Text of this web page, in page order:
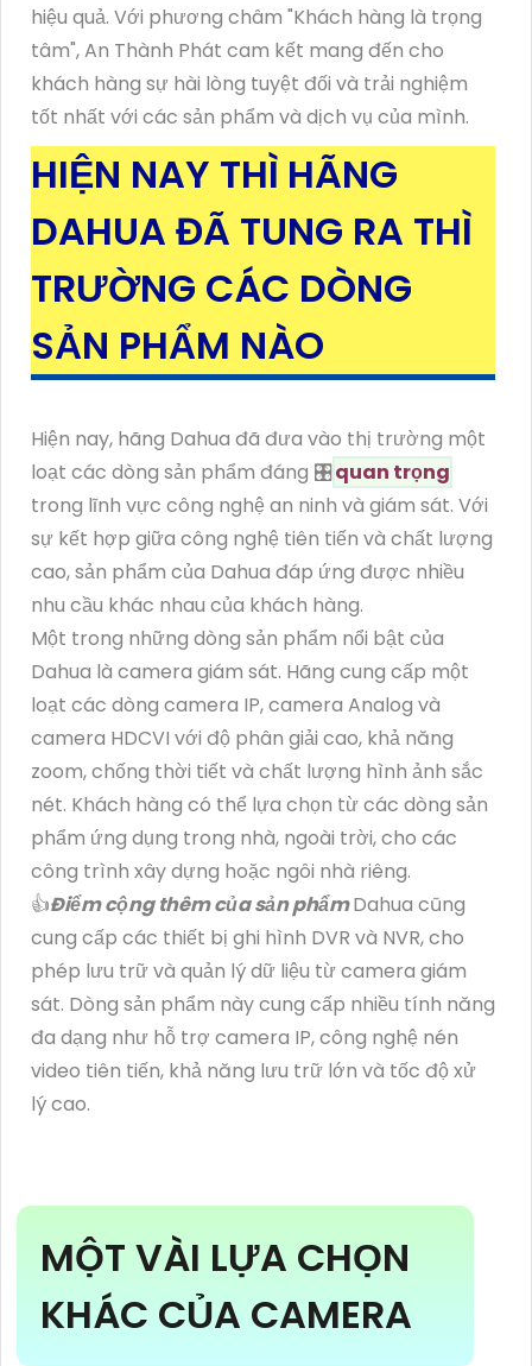
hiệu quả. Với phương châm "Khách hàng là trọng
tâm", An Thành Phát cam kết mang đến cho
khách hàng sự hài lòng tuyệt đối và trải nghiệm
tốt nhất với các sản phẩm và dịch vụ của mình.
HIỆN NAY THÌ HÃNG
DAHUA ĐÃ TUNG RA THÌ
TRƯỜNG CÁC DÒNG
SẢN PHẨM NÀO
Hiện nay, hãng Dahua đã đưa vào thị trường một
loạt các dòng sản phẩm đáng 🎛quan trọng
trong lĩnh vực công nghệ an ninh và giám sát. Với
sự kết hợp giữa công nghệ tiên tiến và chất lượng
cao, sản phẩm của Dahua đáp ứng được nhiều
nhu cầu khác nhau của khách hàng.
Một trong những dòng sản phẩm nổi bật của
Dahua là camera giám sát. Hãng cung cấp một
loạt các dòng camera IP, camera Analog và
camera HDCVI với độ phân giải cao, khả năng
zoom, chống thời tiết và chất lượng hình ảnh sắc
nét. Khách hàng có thể lựa chọn từ các dòng sản
phẩm ứng dụng trong nhà, ngoài trời, cho các
công trình xây dựng hoặc ngôi nhà riêng.
👍Điểm cộng thêm của sản phẩmDahua cũng
cung cấp các thiết bị ghi hình DVR và NVR, cho
phép lưu trữ và quản lý dữ liệu từ camera giám
sát. Dòng sản phẩm này cung cấp nhiều tính năng
đa dạng như hỗ trợ camera IP, công nghệ nén
video tiên tiến, khả năng lưu trữ lớn và tốc độ xử
lý cao.
MỘT VÀI LỰA CHỌN
KHÁC CỦA CAMERA